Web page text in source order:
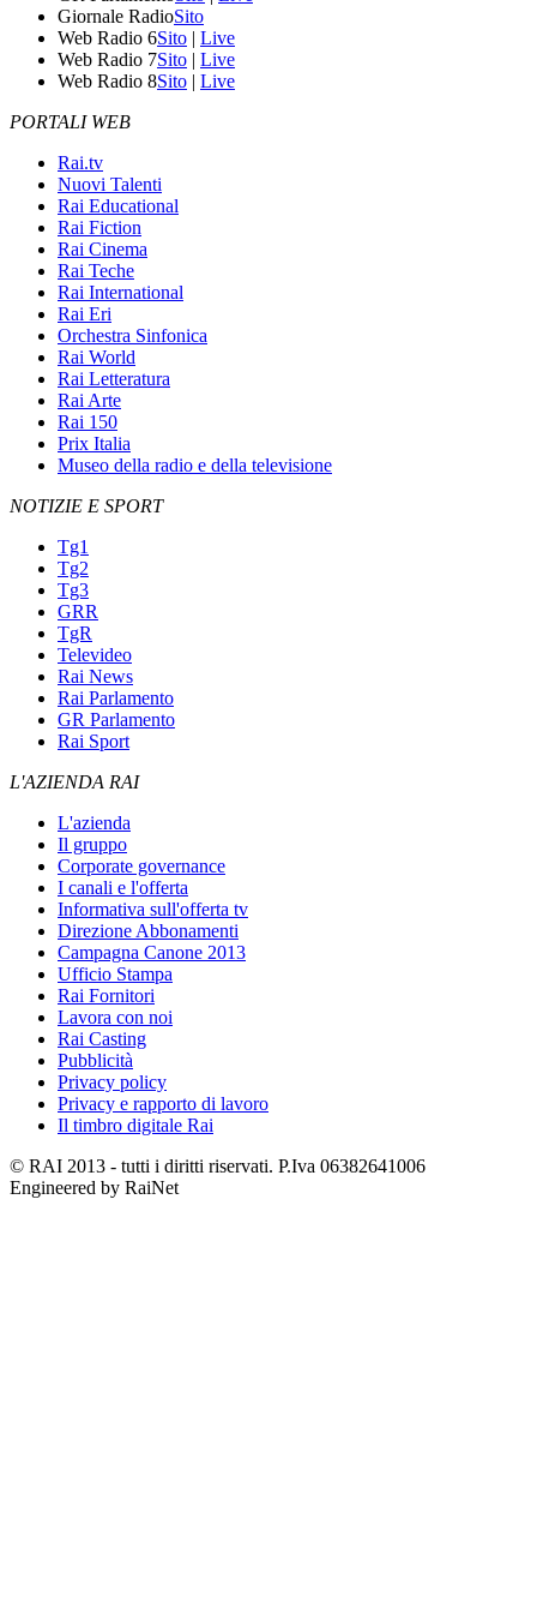
Giornale RadioSito
Web Radio 6Sito | Live
Web Radio 7Sito | Live
Web Radio 8Sito | Live
PORTALI WEB
Rai.tv
Nuovi Talenti
Rai Educational
Rai Fiction
Rai Cinema
Rai Teche
Rai International
Rai Eri
Orchestra Sinfonica
Rai World
Rai Letteratura
Rai Arte
Rai 150
Prix Italia
Museo della radio e della televisione
NOTIZIE E SPORT
Tg1
Tg2
Tg3
GRR
TgR
Televideo
Rai News
Rai Parlamento
GR Parlamento
Rai Sport
L'AZIENDA RAI
L'azienda
Il gruppo
Corporate governance
I canali e l'offerta
Informativa sull'offerta tv
Direzione Abbonamenti
Campagna Canone 2013
Ufficio Stampa
Rai Fornitori
Lavora con noi
Rai Casting
Pubblicità
Privacy policy
Privacy e rapporto di lavoro
Il timbro digitale Rai
© RAI 2013 - tutti i diritti riservati. P.Iva 06382641006
Engineered by RaiNet